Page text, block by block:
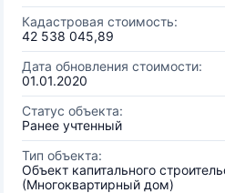
Кадастровая стоимость:
42 538 045,89
Дата обновления стоимости:
01.01.2020
Статус объекта:
Ранее учтенный
Тип объекта:
Объект капитального
(Многоквартирный дом)